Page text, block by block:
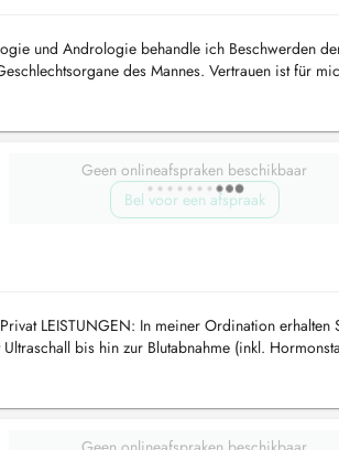
und Andrologie behandle ich Beschwerden
des Mannes. Vertrauen ist für
Geen onlineafspraken beschikbaar
Bel voor een afspraak
LEISTUNGEN: In meiner Ordination erhalten
bis hin zur Blutabnahme (inkl.